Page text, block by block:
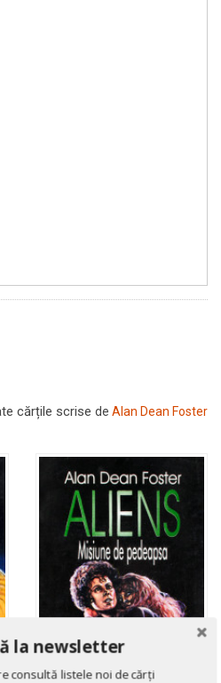
cărțile scrise de Alan Dean Foster
la newsletter
consultă listele noi de cărți